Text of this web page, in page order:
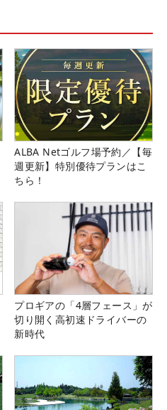
ALBA Netゴルフ場予約／【毎
週更新】特別優待プランはこ
ちら！
プロギアの「4層フェース」が
切り開く高初速ドライバーの
新時代